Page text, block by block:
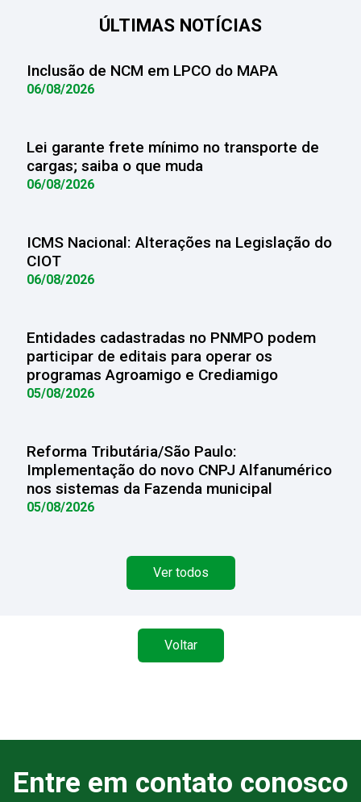
ÚLTIMAS NOTÍCIAS
Inclusão de NCM em LPCO do MAPA
06/08/2026
Lei garante frete mínimo no transporte de
cargas; saiba o que muda
06/08/2026
ICMS Nacional: Alterações na Legislação do
CIOT
06/08/2026
Entidades cadastradas no PNMPO podem
participar de editais para operar os
programas Agroamigo e Crediamigo
05/08/2026
Reforma Tributária/São Paulo:
Implementação do novo CNPJ Alfanumérico
nos sistemas da Fazenda municipal
05/08/2026
Ver todos
Voltar
Entre em contato conosco